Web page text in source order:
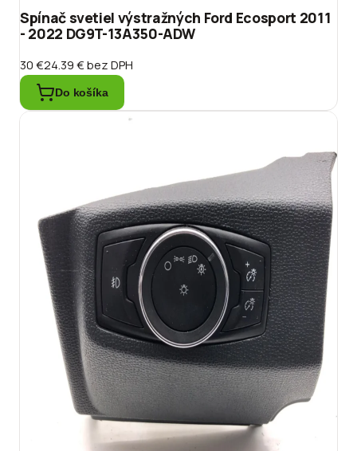
Spínač svetiel výstražných Ford Ecosport 2011
- 2022 DG9T-13A350-ADW
30 €24.39 €bez DPH
Do košíka